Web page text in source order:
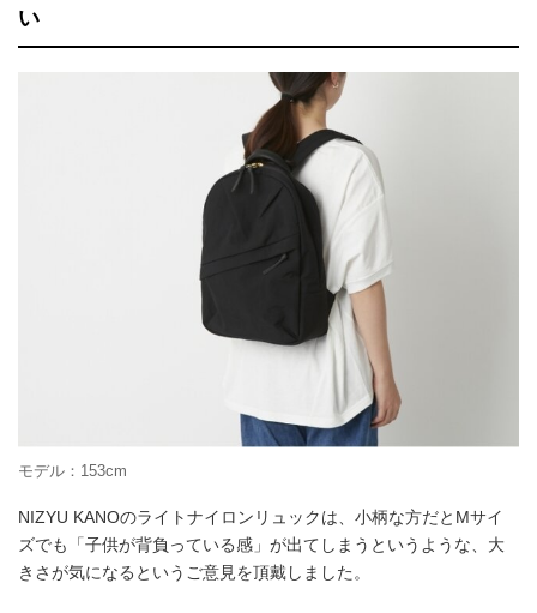
い
モデル：153cm
NIZYU KANOのライトナイロンリュックは、小柄な方だとMサイ
ズでも「子供が背負っている感」が出てしまうというような、大
きさが気になるというご意見を頂戴しました。